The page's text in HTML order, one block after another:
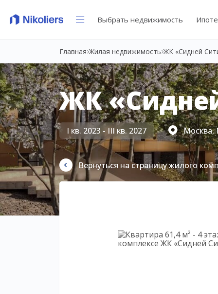
Выбрать недвижимость
Главная Жилая недвижимость ЖК «Сидней
ЖК
I кв. 2023 - III кв. 2027 Москва,
Вернуться на страницу жилого